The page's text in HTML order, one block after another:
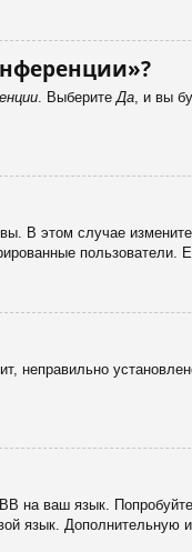
. Выберите Да , и вы
В этом случае
неправильно
на ваш язык.
язык.